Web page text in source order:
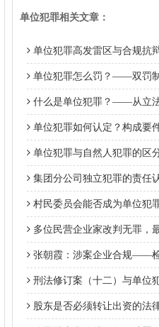
单位犯罪相关文章：
单位犯罪高发雷区与合规抗
单位犯罪怎么罚？——双罚
什么是单位犯罪？——从立
单位犯罪如何认定？构成要
单位犯罪与自然人犯罪的区
集团分公司独立犯罪的责任
村民委员会能否成为单位犯
多位民营企业家改判无罪，
张朝霞：涉案企业合规——
刑法修订案（十二）与单位
股东是否必须转让出资的法